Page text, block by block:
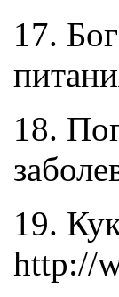
17.
18.
19.
http://